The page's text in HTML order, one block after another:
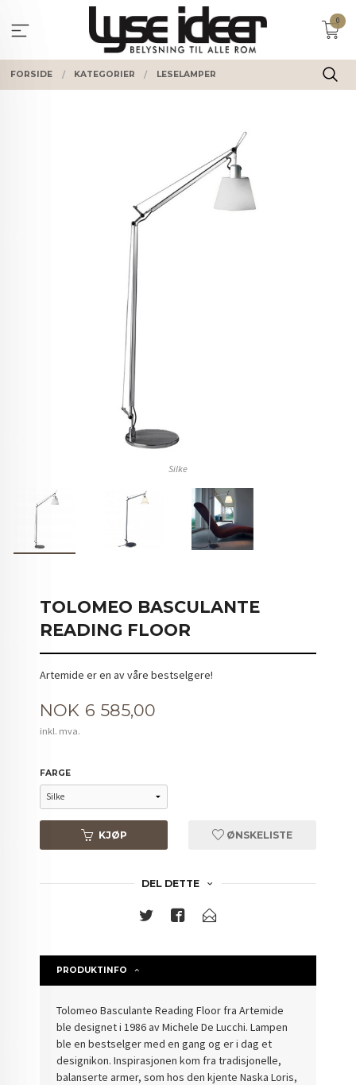
innholdet
0
FORSIDE KATEGORIER LESELAMPER
Silke
TOLOMEO BASCULANTE
READING FLOOR
Artemide er en av våre bestselgere!
Pris
NOK 6 585,00
inkl. mva.
FARGE
KJØP ØNSKELISTE
DEL DETTE
PRODUKTINFO
Tolomeo Basculante Reading Floor fra Artemide
ble designet i 1986 av Michele De Lucchi. Lampen
ble en bestselger med en gang og er i dag et
designikon. Inspirasjonen kom fra tradisjonelle,
balanserte armer, som hos den kjente Naska Loris,